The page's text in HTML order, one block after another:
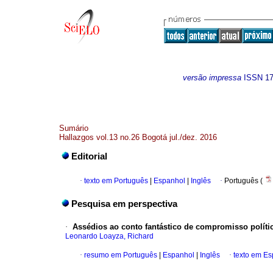
versão impressa ISSN
Sumário
Hallazgos vol.13 no.26 Bogotá jul./dez. 2016
Editorial
· texto em Português Espanhol Inglês · Português (
Pesquisa em perspectiva
· Assédios ao conto fantástico de compromisso
Leonardo Loayza, Richard
· resumo em Português Espanhol Inglês · texto em